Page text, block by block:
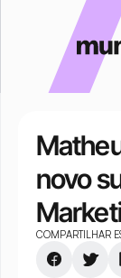
novo
COMPARTILHAR